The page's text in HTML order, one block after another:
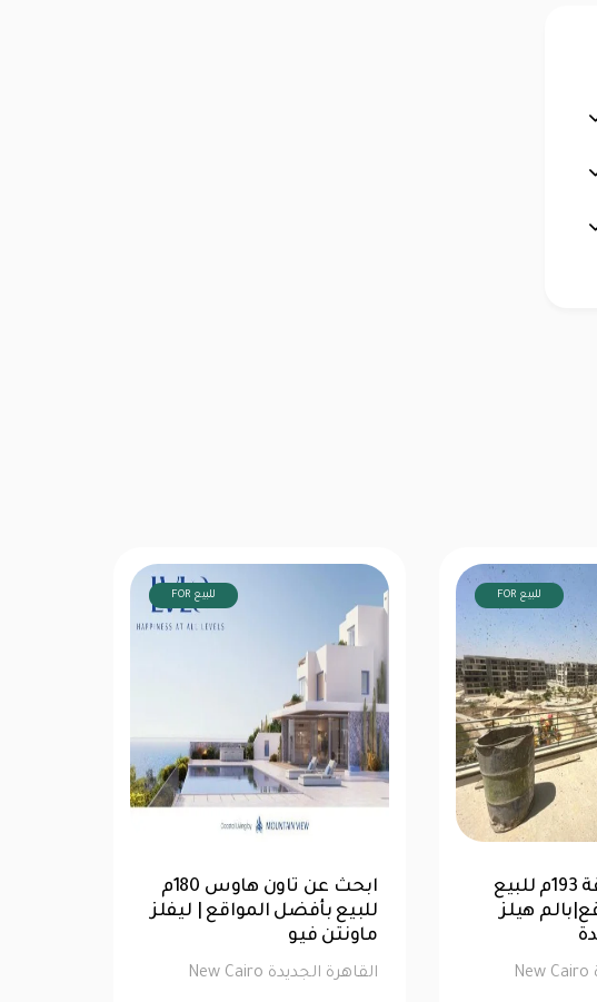
FOR للبيع
ابحث عن شقة 193م للبيع
بأفضل المواقع|بالم هيلز
القاهرة الجديدة
القاهرة الجديدة New Cairo
FOR للبيع
للبيع| شقة 157 متر 2 غرفة